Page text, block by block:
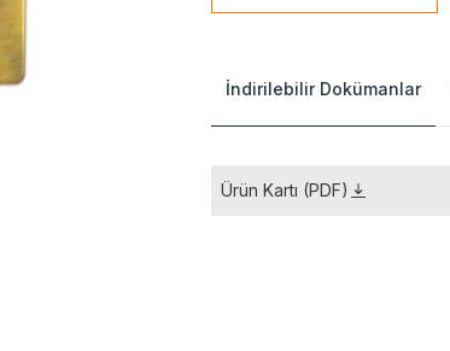
İndirilebilir Dokümanlar
Ürün Kartı (PDF)